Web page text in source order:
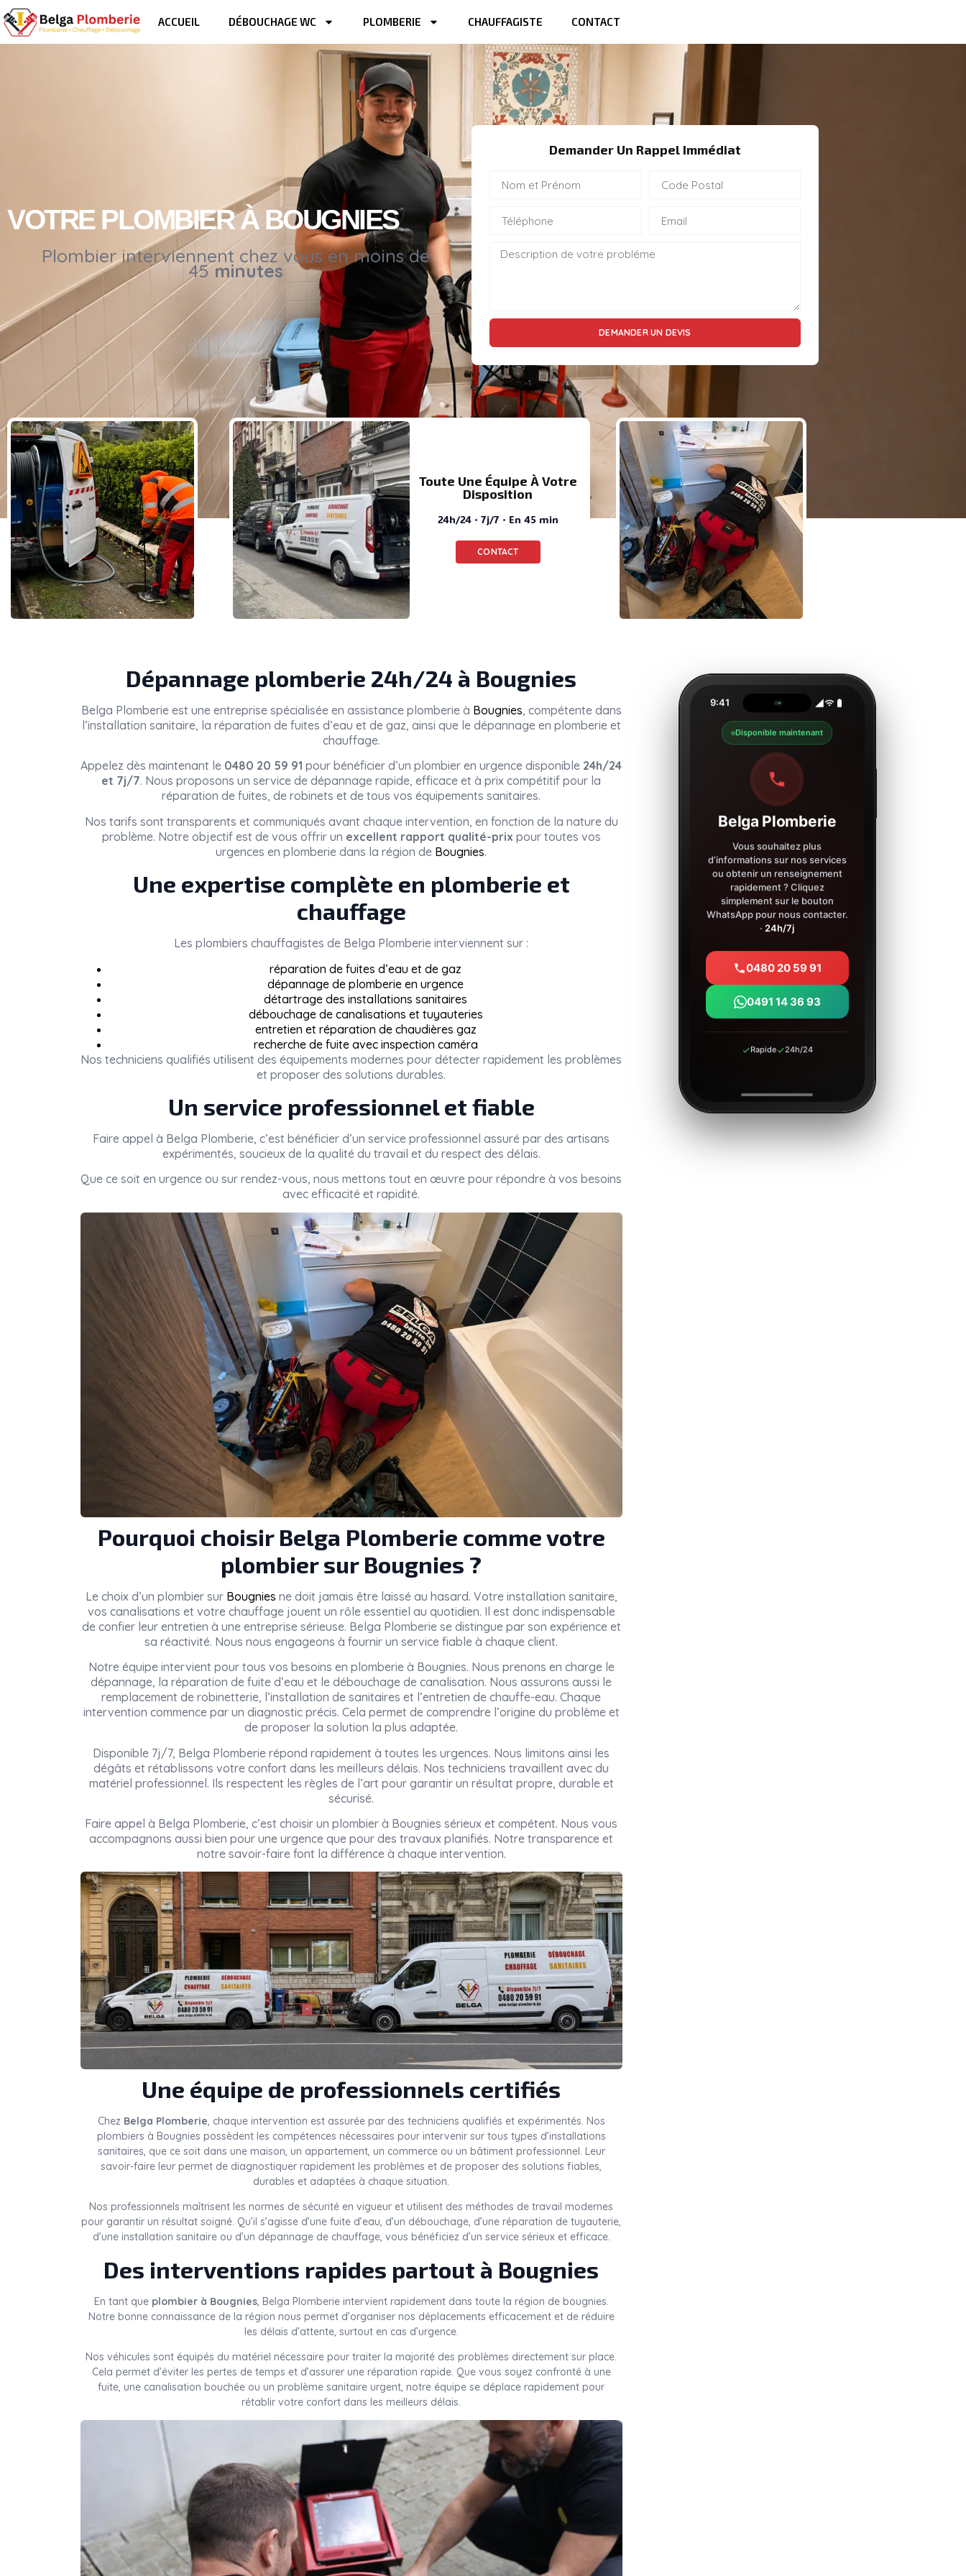
ACCUEIL DÉBOUCHAGE WC PLOMBERIE CHAUFFAGISTE CONTACT
VOTRE PLOMBIER À BOUGNIES
Plombier interviennent chez vous en moins de
45minutes
Demander Un Rappel Immédiat
DEMANDER UN DEVIS
Toute Une Équipe À Votre
Disposition
24h/24 · 7j/7 · En 45 min
CONTACT
Dépannage plomberie 24h/24 à Bougnies
Belga Plomberieest une entreprise spécialisée en assistance plomberie à Bougnies, compétente dans
l’installation sanitaire, la réparation de fuites d’eau et de gaz, ainsi que le dépannage en plomberie et
chauffage.
Appelez dès maintenant le 0480 20 59 91 pour bénéficier d’un plombier en urgence disponible 24h/24
et 7j/7. Nous proposons un service de dépannage rapide, efficace et à prix compétitif pour la
réparation de fuites, de robinets et de tous vos équipements sanitaires.
Nos tarifs sont transparents et communiqués avant chaque intervention, en fonction de la nature du
problème. Notre objectif est de vous offrir un excellent rapport qualité-prix pour toutes vos
urgences en plomberie dans la région de Bougnies.
Une expertise complète en plomberie et
chauffage
Les plombiers chauffagistes de Belga Plomberie interviennent sur :
réparation de fuites d’eau et de gaz
dépannage de plomberie en urgence
détartrage des installations sanitaires
débouchage de canalisations et tuyauteries
entretien et réparation de chaudières gaz
recherche de fuite avec inspection caméra
Nos techniciens qualifiés utilisent des équipements modernes pour détecter rapidement les problèmes
et proposer des solutions durables.
Un service professionnel et fiable
Faire appel à Belga Plomberie , c’est bénéficier d’un service professionnel assuré par des artisans
expérimentés, soucieux de la qualité du travail et du respect des délais.
Que ce soit en urgence ou sur rendez-vous, nous mettons tout en œuvre pour répondre à vos besoins
avec efficacité et rapidité.
Pourquoi choisir Belga Plomberie comme votre
plombier sur Bougnies ?
Le choix d’un plombier sur Bougnies ne doit jamais être laissé au hasard. Votre installation sanitaire,
vos canalisations et votre chauffage jouent un rôle essentiel au quotidien. Il est donc indispensable
de confier leur entretien à une entreprise sérieuse. Belga Plomberie se distingue par son expérience et
sa réactivité. Nous nous engageons à fournir un service fiable à chaque client.
Notre équipe intervient pour tous vos besoins en plomberie à Bougnies. Nous prenons en charge le
dépannage, la réparation de fuite d’eau et le débouchage de canalisation. Nous assurons aussi le
remplacement de robinetterie, l’installation de sanitaires et l’entretien de chauffe-eau. Chaque
intervention commence par un diagnostic précis. Cela permet de comprendre l’origine du problème et
de proposer la solution la plus adaptée.
Disponible 7j/7, Belga Plomberie répond rapidement à toutes les urgences. Nous limitons ainsi les
dégâts et rétablissons votre confort dans les meilleurs délais. Nos techniciens travaillent avec du
matériel professionnel. Ils respectent les règles de l’art pour garantir un résultat propre, durable et
sécurisé.
Faire appel à Belga Plomberie, c’est choisir un plombier à Bougnies sérieux et compétent. Nous vous
accompagnons aussi bien pour une urgence que pour des travaux planifiés. Notre transparence et
notre savoir-faire font la différence à chaque intervention.
Une équipe de professionnels certifiés
Chez Belga Plomberie, chaque intervention est assurée par des techniciens qualifiés et expérimentés. Nos
plombiers à Bougnies possèdent les compétences nécessaires pour intervenir sur tous types d’installations
sanitaires, que ce soit dans une maison, un appartement, un commerce ou un bâtiment professionnel. Leur
savoir-faire leur permet de diagnostiquer rapidement les problèmes et de proposer des solutions fiables,
durables et adaptées à chaque situation.
Nos professionnels maîtrisent les normes de sécurité en vigueur et utilisent des méthodes de travail modernes
pour garantir un résultat soigné. Qu’il s’agisse d’une fuite d’eau, d’un débouchage, d’une réparation de tuyauterie,
d’une installation sanitaire ou d’un dépannage de chauffage, vous bénéficiez d’un service sérieux et efficace.
Des interventions rapides partout à Bougnies
En tant que plombier à Bougnies, Belga Plomberie intervient rapidement dans toute la région de bougnies.
Notre bonne connaissance de la région nous permet d’organiser nos déplacements efficacement et de réduire
les délais d’attente, surtout en cas d’urgence.
Nos véhicules sont équipés du matériel nécessaire pour traiter la majorité des problèmes directement sur place.
Cela permet d’éviter les pertes de temps et d’assurer une réparation rapide. Que vous soyez confronté à une
fuite, une canalisation bouchée ou un problème sanitaire urgent, notre équipe se déplace rapidement pour
rétablir votre confort dans les meilleurs délais.
9:41
Disponible maintenant
Belga Plomberie
Vous souhaitez plus
d’informations sur nos services
ou obtenir un renseignement
rapidement ? Cliquez
simplement sur le bouton
WhatsApp pour nous contacter.
·24h/7j
0480 20 59 91
0491 14 36 93
Rapide 24h/24